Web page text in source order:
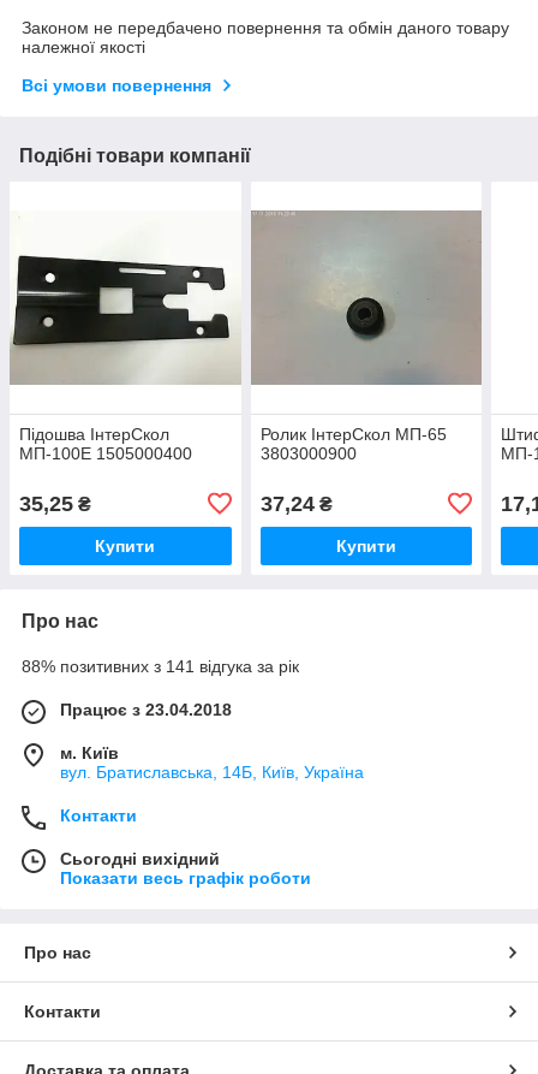
Законом не передбачено повернення та обмін даного товару
належної якості
Всі умови повернення
Подібні товари компанії
Підошва ІнтерСкол
МП-100Е 1505000400
35,25 ₴
Купити
Ролик ІнтерСкол МП-65
3803000900
37,24₴
Купити
МП-
Про нас
88% позитивних з 141 відгука за рік
Працює з 23.04.2018
м. Київ
вул. Братиславська, 14Б, Київ, Україна
Контакти
Сьогодні вихідний
Показати весь графік роботи
Про нас
Контакти